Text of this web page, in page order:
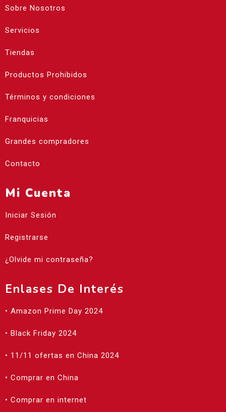
Sobre Nosotros
Servicios
Tiendas
Productos Prohibidos
Términos y condiciones
Franquicias
Grandes compradores
Contacto
Mi Cuenta
Iniciar Sesión
Registrarse
¿Olvide mi contraseña?
Enlases De Interés
• Amazon Prime Day 2024
• Black Friday 2024
• 11/11 ofertas en China 2024
• Comprar en China
• Comprar en internet